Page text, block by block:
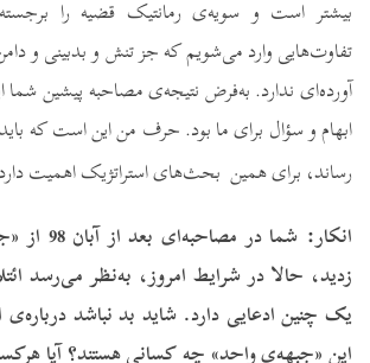
بیشتر است و سویه‌ی رمانتیک قضیه را
تفاوت‌هایی وارد می‌شویم که جز تنش و بدبینی و
آورده‌ای ندارد. به‌فرض نتیجه‌ی مصاحبه پیشین
ابهام و سؤال برای ما بود. حرف من این است که باید
رساند، برای همین بحث‌های استراتژیک اهمیت
انکار:
شما در
زدید، حالا در شرایط امروز، به‌نظر می‌رسد
یک چنین ادعایی دارد. شاید بد نباشد
این «جبهه‌ی واحد» چه کسانی هستند؟ آیا